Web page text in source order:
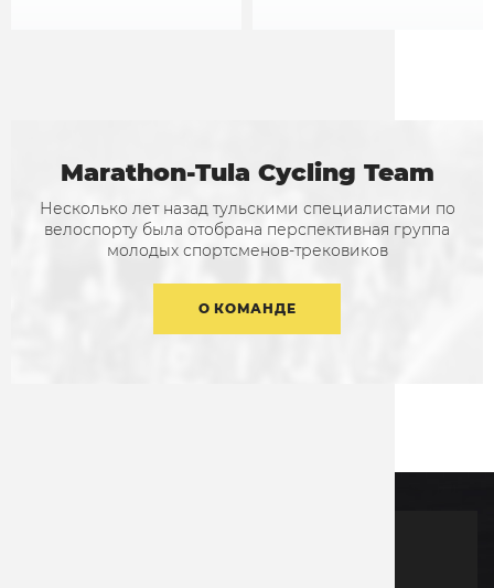
Marathon-Tula Cycling Team
Несколько лет назад тульскими специалистами по
велоспорту была отобрана перспективная группа
молодых спортсменов-трековиков
О КОМАНДЕ